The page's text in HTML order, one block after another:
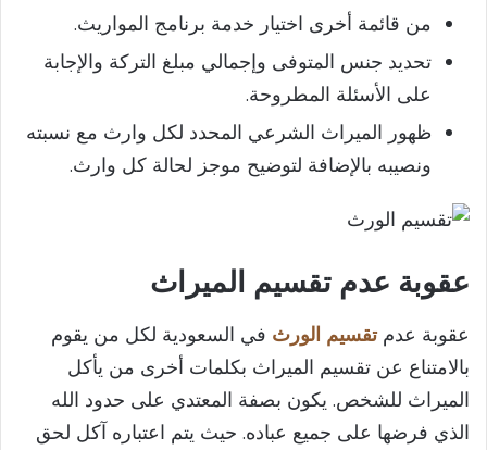
من قائمة أخرى اختيار خدمة برنامج المواريث.
تحديد جنس المتوفى وإجمالي مبلغ التركة والإجابة
على الأسئلة المطروحة.
ظهور الميراث الشرعي المحدد لكل وارث مع نسبته
ونصيبه بالإضافة لتوضيح موجز لحالة كل وارث.
عقوبة عدم تقسيم الميراث
عقوبة عدمتقسيم الورث في السعودية لكل من يقوم
بالامتناع عن تقسيم الميراث بكلمات أخرى من يأكل
الميراث للشخص. يكون بصفة المعتدي على حدود الله
الذي فرضها على جميع عباده. حيث يتم اعتباره آكل لحق